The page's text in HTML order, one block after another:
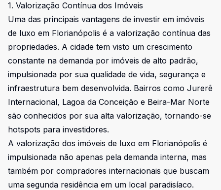
1. Valorização Contínua dos Imóveis
Uma das principais vantagens de investir em imóveis
de luxo em Florianópolis é a valorização contínua das
propriedades. A cidade tem visto um crescimento
constante na demanda por imóveis de alto padrão,
impulsionada por sua qualidade de vida, segurança e
infraestrutura bem desenvolvida. Bairros como Jurerê
Internacional, Lagoa da Conceição e Beira-Mar Norte
são conhecidos por sua alta valorização, tornando-se
hotspots para investidores.
A valorização dos imóveis de luxo em Florianópolis é
impulsionada não apenas pela demanda interna, mas
também por compradores internacionais que buscam
uma segunda residência em um local paradisíaco.